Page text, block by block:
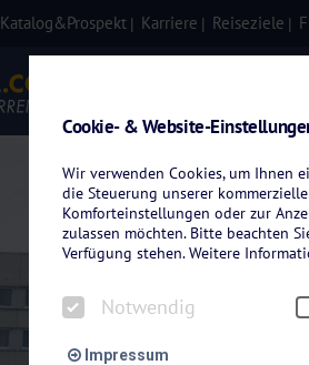
Katalog&Prospekt Karriere Reiseziele
Cookie- & Website-
Wir verwenden Cookies, um Ihnen
die Steuerung unserer
Komforteinstellungen oder zur
zulassen möchten. Bitte beachten
Verfügung stehen. Weitere
Notwendig
Impressum